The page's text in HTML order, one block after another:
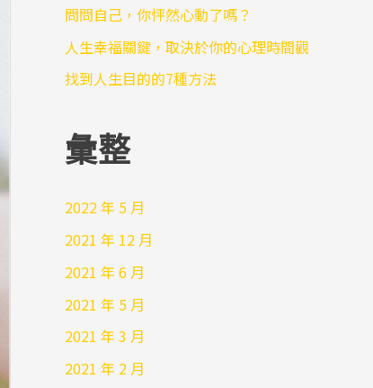
問問自己，你怦然心動了嗎？
人生幸福關鍵，取決於你的心理時間觀
找到人生目的的7種方法
彙整
2022 年 5 月
2021 年 12 月
2021 年 6 月
2021 年 5 月
2021 年 3 月
2021 年 2 月